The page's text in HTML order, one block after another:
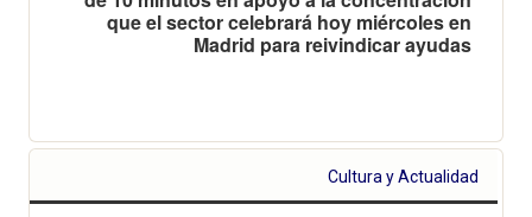
que el sector celebrará hoy miércoles en
Madrid para reivindicar ayudas
Cultura y Actualidad